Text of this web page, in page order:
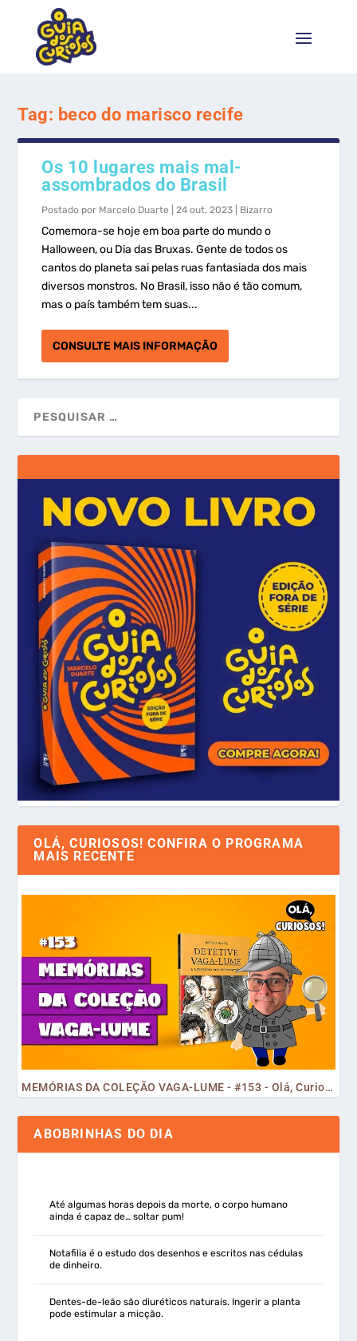
Tag: beco do marisco recife
Os 10 lugares mais mal-
assombrados do Brasil
Postado por Marcelo Duarte |24 out, 2023 Bizarro
Comemora-se hoje em boa parte do mundo o
Halloween, ou Dia das Bruxas. Gente de todos os
cantos do planeta sai pelas ruas fantasiada dos mais
diversos monstros. No Brasil, isso não é tão comum,
mas o país também tem suas...
CONSULTE MAIS INFORMAÇÃO
OLÁ, CURIOSOS! CONFIRA O PROGRAMA
MAIS RECENTE
MEMÓRIAS DA COLEÇÃO VAGA-LUME - #153 - Olá, Curiosos! 2023
ABOBRINHAS DO DIA
Até algumas horas depois da morte, o corpo humano
ainda é capaz de… soltar pum!
Notafilia é o estudo dos desenhos e escritos nas cédulas
de dinheiro.
Dentes-de-leão são diuréticos naturais. Ingerir a planta
pode estimular a micção.